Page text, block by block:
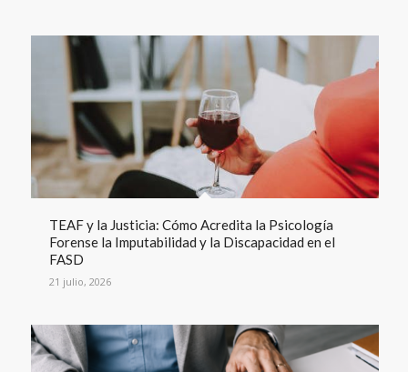
TEAF y la Justicia: Cómo Acredita la Psicología
Forense la Imputabilidad y la Discapacidad en el
FASD
21 julio, 2026